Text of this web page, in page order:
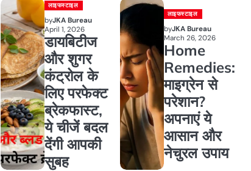
लाइफस्टाइल
byJKA Bureau
April 1, 2026
डायबिटीज
और शुगर
कंट्रोल के
लिए परफेक्ट
ब्रेकफास्ट,
ये चीजें बदल
देंगी आपकी
सुबह
लाइफस्टाइल
byJKA Bureau
March 26, 2026
Home
Remedies:
माइग्रेन से
परेशान?
अपनाएं ये
आसान और
नेचुरल उपाय